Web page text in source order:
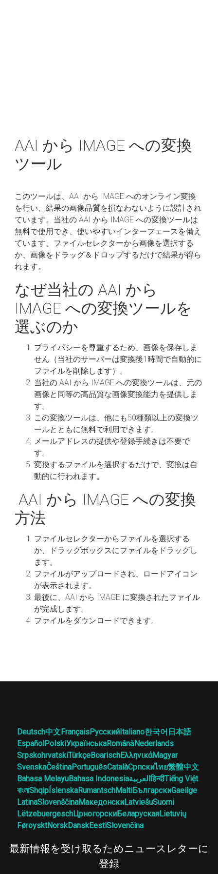
AAI から IMAGE への変換
ツール
このツールは、AAI から IMAGE へのオンライン変換
を行い、結果の画像品質を損なわないように設計され
ています。当社の AAI から IMAGE への変換ツールは
無料で使用でき、使いやすいインターフェースを備え
ています。ファイルセレクターから画像を選択する
か、画像をドラッグ＆ドロップするだけで結果が得ら
れます。
なぜ当社の AAI から
IMAGE への変換ツールを
選ぶのか
プライバシーを尊重するため、画像を保存しま
せん（当社のサーバーは変換後1時間で自動的に
ファイルを削除します）。
当社の AAI から IMAGE への変換ツールは、元の
画像と同等の高品質な画像変換能力を提供しま
す。
この変換ツールは、他にも50種類以上の変換ツ
ールとともに無料で利用できます。
メールアドレスの提供や登録手続きは不要で
す。
変換するファイルを選択するだけで、変換は自
動的に行われます。
AAI から IMAGE への変換
方法
ファイルセレクターからファイルを選択する
か、ドラッグボックスにファイルをドラッグし
ます。
ファイルがアップロードされ、ロードアイコン
が表示されます。
最後に、AAI から IMAGE に変換されたファイル
が完成します。
ファイルをダウンロードできます。
Deutsch中文FrançaisРусскийItaliano한국어 日本語
EspañolPolskiУкраїнськаRomânăNederlands
SrpskohrvatskiTürkçeBoarischΕλληνικάMagyar
SvenskaČeštinaPortuguêsCatalàСрпскиไทย繁體中文
Bahasa MelayuBahasa Indonesiaالعربيةहिन्दीTiếng Việt
বাংলাShqipÍslenskaRumantschMaltiБългарскиGaeilge
LatinaSlovenščinaМакедонскиLatviešuSuomi
LëtzebuergeschЦрногорскиБеларускаяLietuvių
FøroysktNorskDanskEestiSlovenčina
最新情報を受け取るためニュースレターに
登録